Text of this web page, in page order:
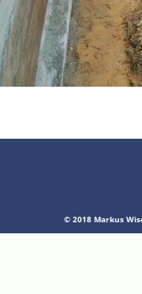
© 2018 Markus